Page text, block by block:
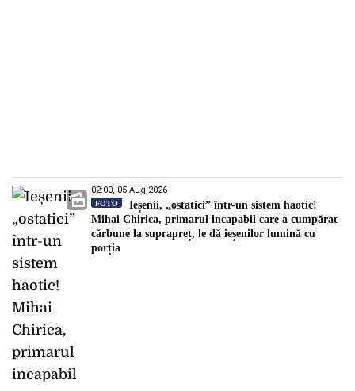
02:00, 05 Aug 2026
FOTO
Ieșenii, „ostatici” într-un sistem haotic!
Mihai Chirica, primarul incapabil care a cumpărat
cărbune la suprapreț, le dă ieșenilor lumină cu
porția